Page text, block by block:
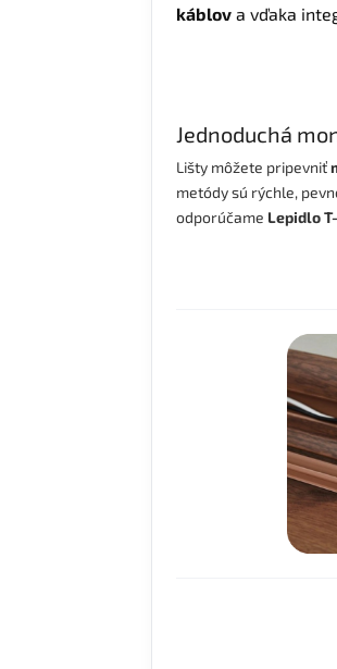
káblov a vďaka
Jednoduchá
Lišty môžete pripevniť
metódy sú rýchle,
odporúčame Lepidlo